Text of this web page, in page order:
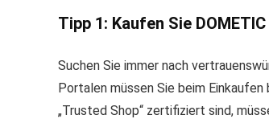
Tipp 1: Kaufen Sie
Suchen Sie immer nach
Portalen müssen Sie beim
„Trusted Shop“ zertifiziert sind,